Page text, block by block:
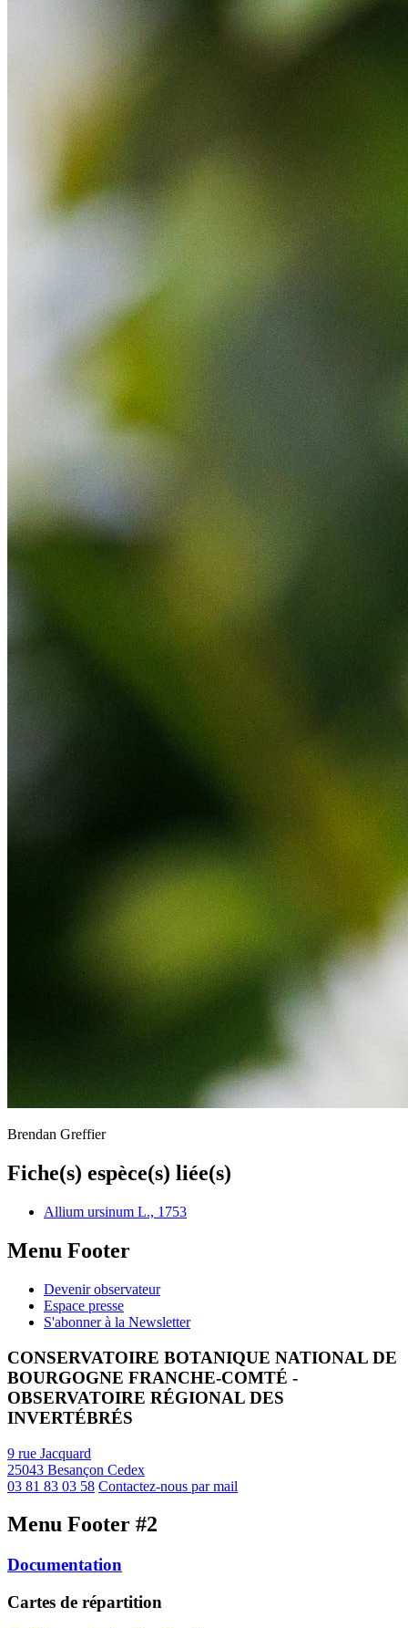
Brendan Greffier
Fiche(s) espèce(s) liée(s)
Allium ursinum L., 1753
Menu Footer
Devenir observateur
Espace presse
S'abonner à la Newsletter
CONSERVATOIRE BOTANIQUE NATIONAL DE
BOURGOGNE FRANCHE-COMTÉ -
OBSERVATOIRE RÉGIONAL DES
INVERTÉBRÉS
9 rue Jacquard
25043 Besançon Cedex
03 81 83 03 58 Contactez-nous par mail
Menu Footer #2
Documentation
Cartes de répartition